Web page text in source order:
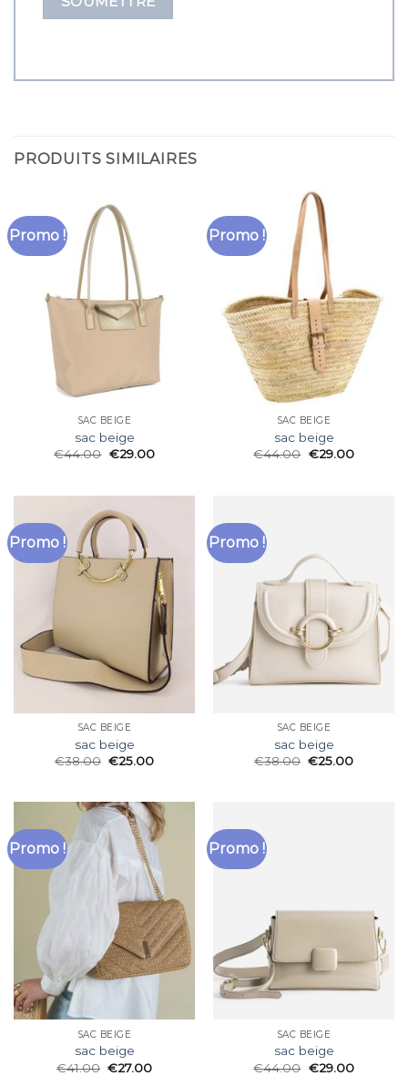
PRODUITS SIMILAIRES
Promo !
SAC BEIGE
sac beige
€44.00 €29.00
Promo !
SAC BEIGE
sac beige
€44.00 €29.00
Promo !
SAC BEIGE
sac beige
€38.00 €25.00
Promo !
SAC BEIGE
sac beige
€38.00 €25.00
Promo !
SAC BEIGE
sac beige
€41.00 €27.00
Promo !
SAC BEIGE
sac beige
€44.00 €29.00